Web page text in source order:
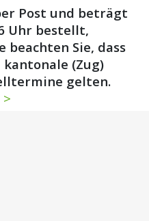
Post und beträgt
Uhr bestellt,
Sie, dass
(Zug)
gelten.